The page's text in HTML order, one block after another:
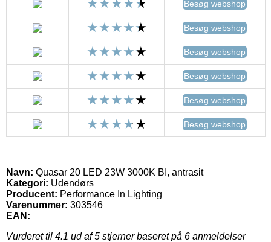
Besøg webshop
Besøg webshop
Besøg webshop
Besøg webshop
Besøg webshop
Besøg webshop
Navn: Quasar 20 LED 23W 3000K BI, antrasit
Kategori: Udendørs
Producent: Performance In Lighting
Varenummer: 303546
EAN:
Vurderet til 4.1 ud af 5 stjerner baseret på 6 anmeldelser